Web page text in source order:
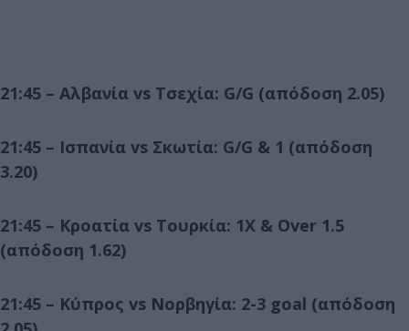
21:45 – Αλβανία vs Τσεχία: G/G (απόδοση 2.05)
21:45 – Ισπανία vs Σκωτία: G/G & 1 (απόδοση
3.20)
21:45 – Κροατία vs Τουρκία: 1X & Over 1.5
(απόδοση 1.62)
21:45 – Κύπρος vs Νορβηγία: 2-3 goal (απόδοση